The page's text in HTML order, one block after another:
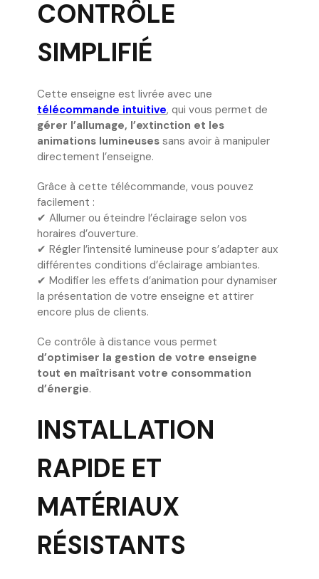
CONTRÔLE
SIMPLIFIÉ
Cette enseigne est livrée avec une
télécommande intuitive, qui vous permet de
gérer l’allumage, l’extinction et les
animations lumineuses sans avoir à manipuler
directement l’enseigne.
Grâce à cette télécommande, vous pouvez
facilement :
✔ Allumer ou éteindre l’éclairage selon vos
horaires d’ouverture.
✔ Régler l’intensité lumineuse pour s’adapter aux
différentes conditions d’éclairage ambiantes.
✔ Modifier les effets d’animation pour dynamiser
la présentation de votre enseigne et attirer
encore plus de clients.
Ce contrôle à distance vous permet
d’optimiser la gestion de votre enseigne
tout en maîtrisant votre consommation
d’énergie.
INSTALLATION
RAPIDE ET
MATÉRIAUX
RÉSISTANTS